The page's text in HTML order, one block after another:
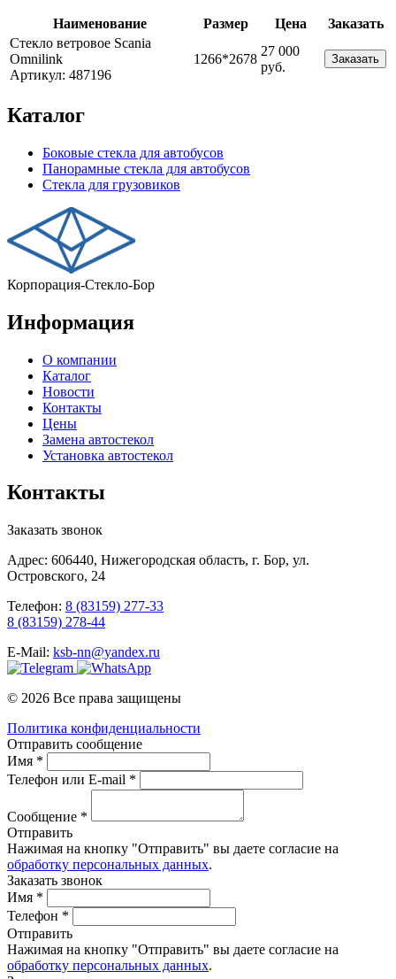
Наименование Размер Цена
Заказать
Стекло ветровое Scania
Omnilink
Артикул: 487196
1266*2678
27 000
руб.
Заказать
Каталог
Боковые стекла для автобусов
Панорамные стекла для автобусов
Стекла для грузовиков
Корпорация-Стекло-Бор
Информация
О компании
Каталог
Новости
Контакты
Цены
Замена автостекол
Установка автостекол
Контакты
Заказать звонок
Адрес: 606440, Нижегородская область, г. Бор, ул.
Островского, 24
Телефон: 8 (83159) 277-33
8 (83159) 278-44
E-Mail: ksb-nn@yandex.ru
© 2026 Все права защищены
Политика конфиденциальности
Отправить сообщение
Имя *
Телефон или E-mail *
Сообщение *
Отправить
Нажимая на кнопку "Отправить" вы даете согласие на
обработку персональных данных.
Заказать звонок
Имя *
Телефон *
Отправить
Нажимая на кнопку "Отправить" вы даете согласие на
обработку персональных данных.